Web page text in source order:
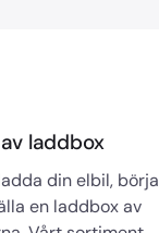
laddbox
din elbil, börja
en laddbox av